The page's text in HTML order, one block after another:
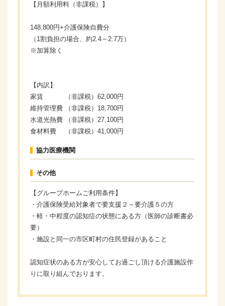
【月額利用料（非課税）】
148,800円+介護保険自費分
（1割負担の場合、約2.4～2.7万）
※加算除く
【内訳】
家賃 （非課税）62,000円
維持管理費 （非課税）18,700円
水道光熱費 （非課税）27,100円
食材料費 （非課税）41,000円
協力医療機関
その他
【グループホームご利用条件】
・介護保険受給対象者で要支援２～要介護５の方
・軽・中程度の認知症の状態にある方（医師の診断書必
要）
・施設と同一の市区町村の住民登録があること
認知症状のある方が安心してお過ごし頂ける介護施設作
りに取り組んでおります。